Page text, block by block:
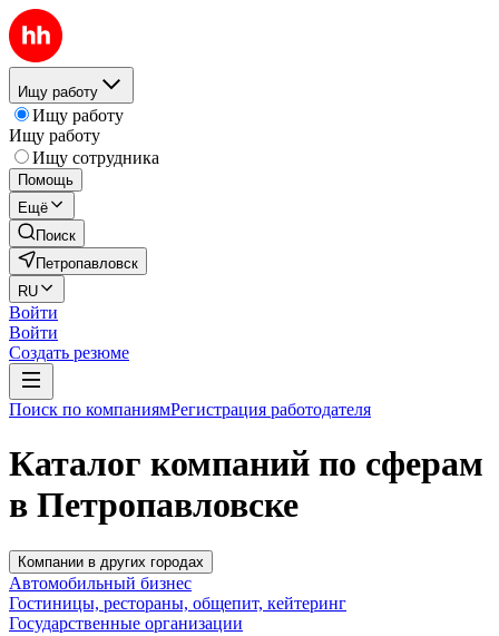
Ищу работу
Ищу работу
Ищу работу
Ищу сотрудника
Помощь
Ещё
Поиск
Петропавловск
RU
Войти
Войти
Создать резюме
Поиск по компаниямРегистрация работодателя
Каталог компаний по сферам
в Петропавловске
Компании в других городах
Автомобильный бизнес
Гостиницы, рестораны, общепит, кейтеринг
Государственные организации